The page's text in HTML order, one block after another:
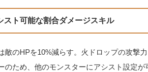
スト可能な割合ダメージスキル
敵のHPを10%減らす。火ドロップの攻撃
のため、他のモンスターにアシスト設定が